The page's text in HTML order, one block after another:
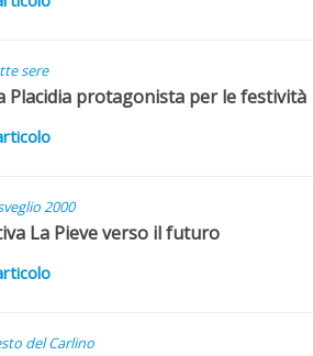
sere
Placidia protagonista per le festività
2000
La Pieve verso il futuro
del Carlino